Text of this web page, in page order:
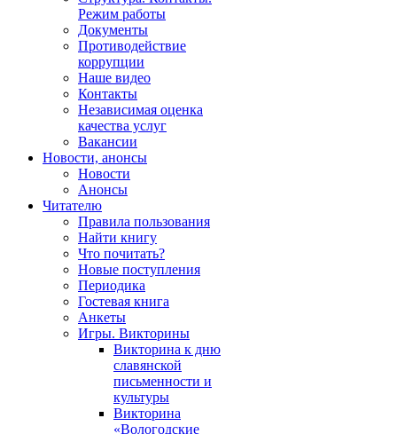
Режим работы
Документы
Противодействие
коррупции
Наше видео
Контакты
Независимая оценка
качества услуг
Вакансии
Новости, анонсы
Новости
Анонсы
Читателю
Правила пользования
Найти книгу
Что почитать?
Новые поступления
Периодика
Гостевая книга
Анкеты
Игры. Викторины
Викторина к дню
славянской
письменности и
культуры
Викторина
«Вологодские